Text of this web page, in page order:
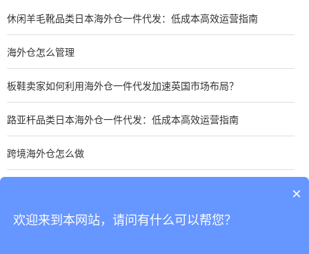
休闲羊毛靴品类日本海外仓一件代发：低成本高效运营指南
海外仓怎么管理
板鞋卖家如何利用海外仓一件代发加速英国市场布局？
路亚杆品类日本海外仓一件代发：低成本高效运营指南
跨境海外仓怎么做
×
欢迎来到本网站，请问有什么可以帮您？